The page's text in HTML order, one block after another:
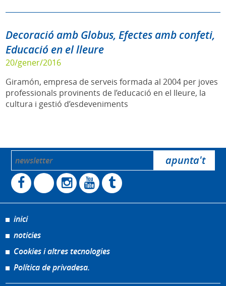
Decoració amb Globus, Efectes amb confeti,
Educació en el lleure
20/gener/2016
Giramón, empresa de serveis formada al 2004 per joves
professionals provinents de l’educació en el lleure, la
cultura i gestió d’esdeveniments
inici
noticies
Cookies i altres tecnologies
Política de privadesa.